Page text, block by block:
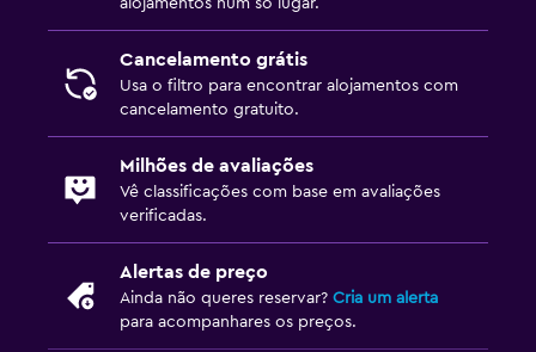
Cancelamento grátis
Usa o filtro para encontrar alojamentos com
cancelamento gratuito.
Milhões de avaliações
Vê classificações com base em avaliações
verificadas.
Alertas de preço
Ainda não queres reservar? Cria um alerta
para acompanhares os preços.